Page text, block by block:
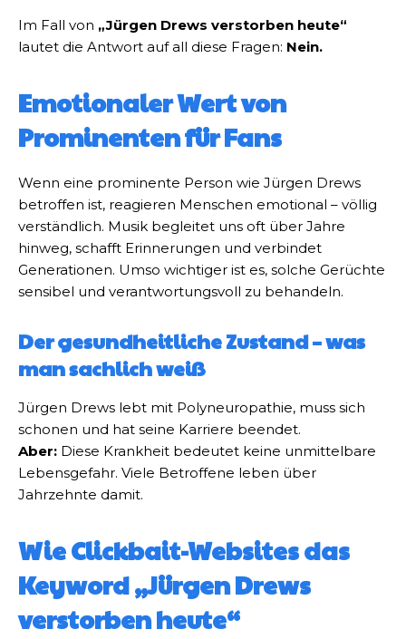
Im Fall von „Jürgen Drews verstorben heute“
lautet die Antwort auf all diese Fragen: Nein.
Emotionaler Wert von
Prominenten für Fans
Wenn eine prominente Person wie Jürgen Drews
betroffen ist, reagieren Menschen emotional – völlig
verständlich. Musik begleitet uns oft über Jahre
hinweg, schafft Erinnerungen und verbindet
Generationen. Umso wichtiger ist es, solche Gerüchte
sensibel und verantwortungsvoll zu behandeln.
Der gesundheitliche Zustand – was
man sachlich weiß
Jürgen Drews lebt mit Polyneuropathie, muss sich
schonen und hat seine Karriere beendet.
Aber: Diese Krankheit bedeutet keine unmittelbare
Lebensgefahr. Viele Betroffene leben über
Jahrzehnte damit.
Wie Clickbait-Websites das
Keyword „Jürgen Drews
verstorben heute“